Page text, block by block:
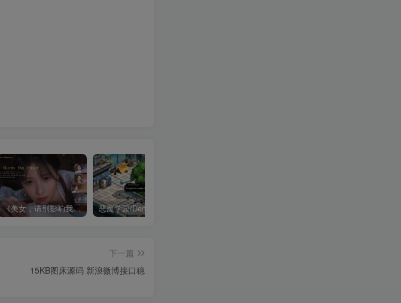
《美女，请别影响我成仙全球版》中文版
下一篇
15KB图床源码 新浪微博接口稳